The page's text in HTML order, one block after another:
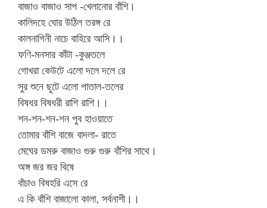
বাজাও বাজাও সাপ -খেলানোর বাঁশি।
কালিদহে ঘোর উঠিল তরঙ্গ রে
কালনাগিনী নাচে বাহিরে আসি।।
ফণি-মনসার কাঁটা -কুঞ্জতলে
গোখরা কেউটে এলো দলে দলে রে
সুর শুনে ছুটে এলো পাতাল-তলের
বিষধর বিষধরী রাশি রাশি।।
শন-শন-শন-শন পুব হাওয়াতে
তোমার বাঁশি বাজে বাদলা- রাতে
মেঘের ডমরু বাজাও গুরু গুরু বাঁশির সাথে।
অঙ্গ জর জর বিষে
বাঁচাও বিষহরি এসে রে
এ কি বাঁশি বাজালো কালা, সর্বনাশী।।